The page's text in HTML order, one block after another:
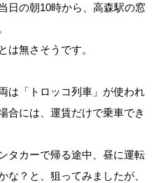
日の朝10時から、高森駅の窓
は無さそうです。
は「トロッコ列車」が使われ
合には、運賃だけで乗車でき
タカーで帰る途中、昼に運転
な？と、狙ってみましたが、